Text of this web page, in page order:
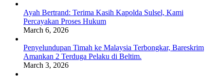
Ayah Bertrand: Terima Kasih Kapolda Sulsel, Kami
Percayakan Proses Hukum
March 6, 2026
Penyelundupan Timah ke Malaysia Terbongkar, Bareskrim
Amankan 2 Terduga Pelaku di Beltim.
March 3, 2026